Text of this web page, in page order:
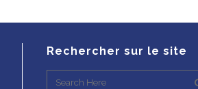
Rechercher sur le site